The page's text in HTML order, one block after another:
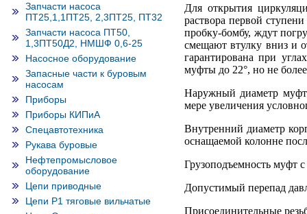
Запчасти насоса
ПТ25,1,1ПТ25, 2,3ПТ25, ПТ32
Запчасти насоса ПТ50,
1,3ПТ50Д2, НМШФ 0,6-25
Насосное оборудование
Запасные части к буровым
насосам
Приборы
Приборы КИПиА
Спецавтотехника
Рукава буровые
Нефтепромысловое
оборудование
Цепи приводные
Цепи Р1 тяговые вильчатые
Для открытия
раствора первой
пробку-бомбу, ждут
смещают втулку вниз и
гарантирована при
муфты до 22°, но не
Наружный диаметр
мере увеличения
Внутренний диаметр
оснащаемой колонне
Грузоподъемность муфт
Допустимый перепад
Присоединительные